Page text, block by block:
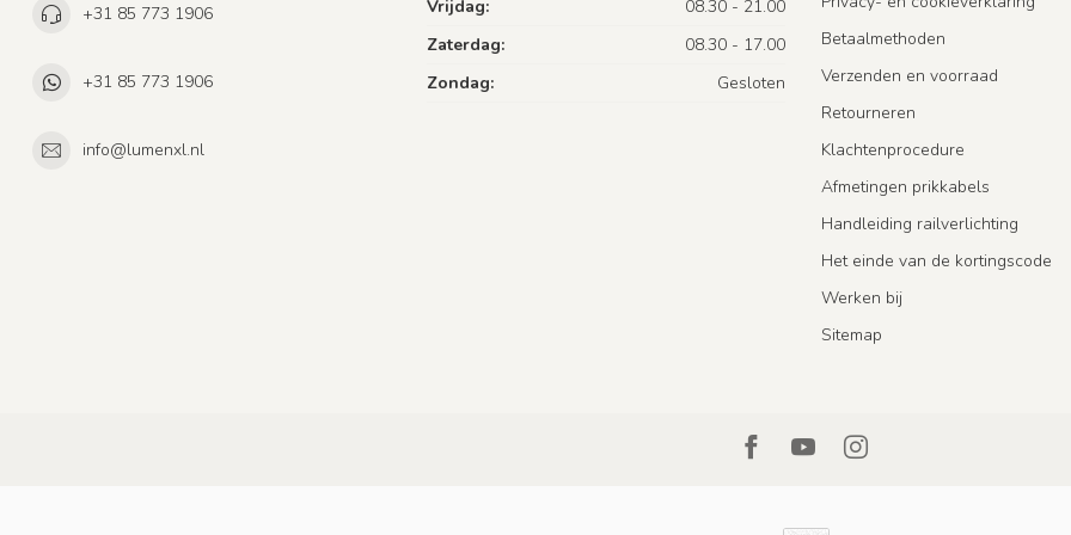
+31 85 773 1906
+31 85 773 1906
info@lumenxl.nl
Vrijdag:
08.30 - 21.00
Zaterdag:
08.30 - 17.00
Zondag:
Gesloten
Betaalmethoden
Verzenden en voorraad
Retourneren
Klachtenprocedure
Afmetingen prikkabels
Handleiding railverlichting
Het einde van de kortingscode
Werken bij
Sitemap